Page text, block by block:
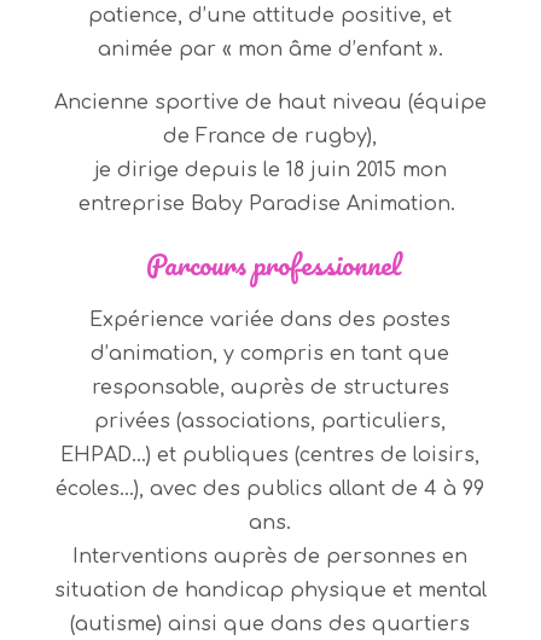
patience, d’une attitude positive, et
animée par « mon âme d’enfant ».
Ancienne sportive de haut niveau (équipe
de France de rugby),
je dirige depuis le 18 juin 2015 mon
entreprise Baby Paradise Animation.
Parcours professionnel
Expérience variée dans des postes
d’animation, y compris en tant que
responsable, auprès de structures
privées (associations, particuliers,
EHPAD…) et publiques (centres de loisirs,
écoles…), avec des publics allant de 4 à 99
ans.
Interventions auprès de personnes en
situation de handicap physique et mental
(autisme) ainsi que dans des quartiers